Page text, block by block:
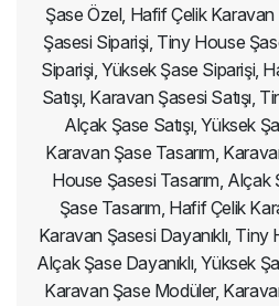
Şase Özel, Hafif Çelik
Şasesi Siparişi, Tiny House
Siparişi, Yüksek Şase Siparişi,
Satışı, Karavan Şasesi Satışı,
Alçak Şase Satışı, Yüksek
Karavan Şase Tasarım,
House Şasesi Tasarım, Alçak
Şase Tasarım, Hafif Çelik
Karavan Şasesi Dayanıklı, Tiny
Alçak Şase Dayanıklı, Yüksek
Karavan Şase Modüler,